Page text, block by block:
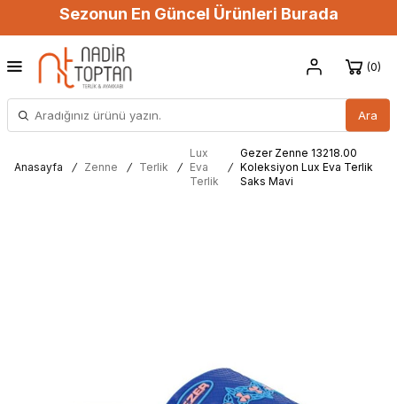
Sezonun En Güncel Ürünleri Burada
Ara
0
Anasayfa / Zenne / Terlik /
Lux
Eva
Terlik
/
Gezer Zenne 13218.00
Koleksiyon Lux Eva Terlik
Saks Mavi